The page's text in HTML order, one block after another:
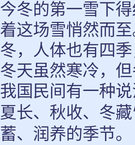
今冬的第一雪下
着这场雪悄然而
冬，人体也有四
冬天虽然寒冷，
我国民间有一种
夏长、秋收、冬藏
蓄、润养的季节。